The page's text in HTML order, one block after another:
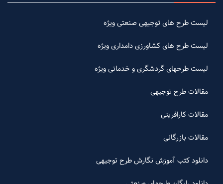
لیست طرح های توجیهی صنعتی ویژه
لیست طرح های کشاورزی دامداری ویژه
لیست طرحهای گردشگری و خدماتی ویژه
مقالات طرح توجیهی
مقالات کارافرینی
مقالات بازرگانی
دانلود کتب آموزش نگارش طرح توجیهی